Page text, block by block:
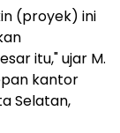
(proyek) ini
itu," ujar M.
kantor
Selatan,